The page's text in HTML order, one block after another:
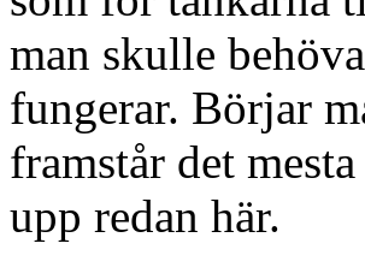
man skulle
fungerar. Börjar
framstår det
upp redan här.